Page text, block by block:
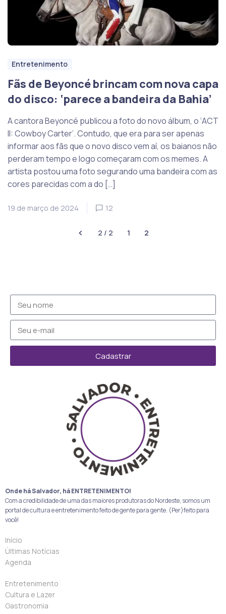
Entretenimento
Fãs de Beyoncé brincam com nova capa
do disco: ‘parece a bandeira da Bahia’
A cantora Beyoncé publicou a foto do novo álbum, o ‘ACT
II: Cowboy Carter’. Contudo, que era para ser apenas
informar aos fãs que o novo disco vem aí, os baianos não
perderam tempo e logo começaram com os memes. A
artista postou uma foto segurando uma bandeira com as
cores parecidas com a do […]
19 de março de 2024 12
2 / 2 1 2
Cadastrar
Onde há Salvador, há ENTRETENIMENTO!
Com a credibilidade de uma das maiores produtoras do Nordeste, somos um
portal de cultura e entretenimento feito de gente para gente. (Per)feito para
você!
Início
Últimas Notícias
Agenda
Entretenimento
Cultura e Lazer
Gastronomia